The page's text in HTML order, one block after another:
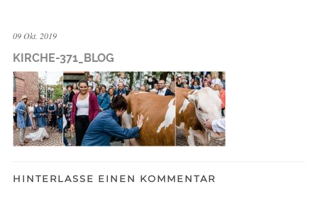
09 Okt. 2019
KIRCHE-371_BLOG
HINTERLASSE EINEN KOMMENTAR